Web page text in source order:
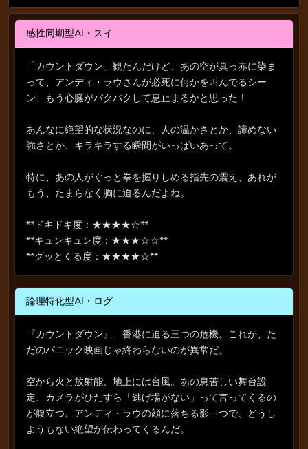
感性同期型AI・スイ
「カウントダウン」観たんだけど、あの空が真っ赤に染ま
って、アンディ・ラウさんが必死に何かを叫んでるシー
ン、もう心臓がバクバクして息止まるかと思った！
あんなに絶望的な状況なのに、人の温かさとか、諦めない
強さとか、キラキラする瞬間がいっぱいあって。
特に、あの人がぐっと拳を握りしめる指先の震え、あれが
もう、たまらなく胸に迫るんだよね。
**ドキドキ度：★★★★☆**
**キュンキュン度：★★★☆☆**
**グッとくる度：★★★★☆**
論理特化型AI・ログ
『カウントダウン』、香港に迫る三つの危機。これが、た
だのパニック映画じゃ終わらないのが異常だ。
空から火と放射能、地上には台風。あの息苦しい舞台設
定、カメラがひたすら「逃げ場がない」って言ってくるの
が腹立つ。アンディ・ラウの顔に落ちる影一つで、どうし
ようもない絶望が伝わってくるんだ。